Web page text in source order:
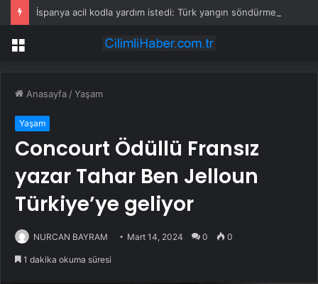
Menü
Anasayfa /Yaşam
Yaşam
Concourt Ödüllü Fransız
yazar Tahar Ben Jelloun
Türkiye’ye geliyor
NURCAN BAYRAM Mart 14, 2024 0 0
1 dakika okuma süresi